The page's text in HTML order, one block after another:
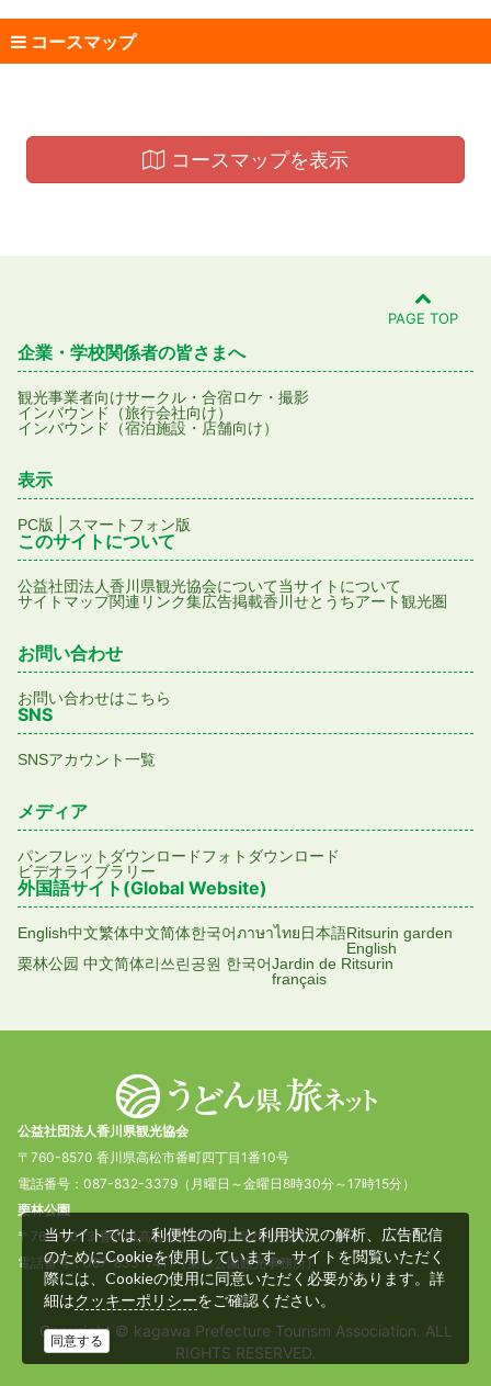
コースマップ
コースマップを表示
PAGE TOP
企業・学校関係者の皆さまへ
観光事業者向けサークル・合宿ロケ・撮影
インバウンド（旅行会社向け）
インバウンド（宿泊施設・店舗向け）
表示
PC版 スマートフォン版
このサイトについて
公益社団法人香川県観光協会について当サイトについて
サイトマップ関連リンク集広告掲載香川せとうちアート観光圏
お問い合わせ
お問い合わせはこちら
SNS
SNSアカウント一覧
メディア
パンフレットダウンロードフォトダウンロード
ビデオライブラリー
外国語サイト(Global Website)
English中文繁体中文简体한국어ภาษาไทย日本語Ritsurin garden
English
栗林公园 中文简体리쓰린공원 한국어Jardin de Ritsurin
français
公益社団法人香川県観光協会
〒760-8570 香川県高松市番町四丁目1番10号
電話番号：087-832-3379（月曜日～金曜日8時30分～17時15分）
栗林公園
〒760-0073 香川県高松市栗林町1丁目20番16号
電話番号：087-833-7411（栗林公園観光事務所）
Copyright © kagawa Prefecture Tourism Association. ALL
RIGHTS RESERVED.
当サイトでは、利便性の向上と利用状況の解析、広告配信
のためにCookieを使用しています。サイトを閲覧いただく
際には、Cookieの使用に同意いただく必要があります。詳
細はクッキーポリシーをご確認ください。
同意する